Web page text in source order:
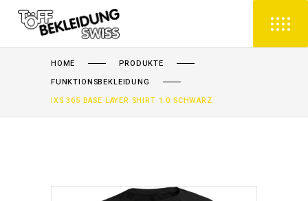
HOME
PRODUKTE
FUNKTIONSBEKLEIDUNG
IXS 365 BASE LAYER SHIRT 1.0 SCHWARZ